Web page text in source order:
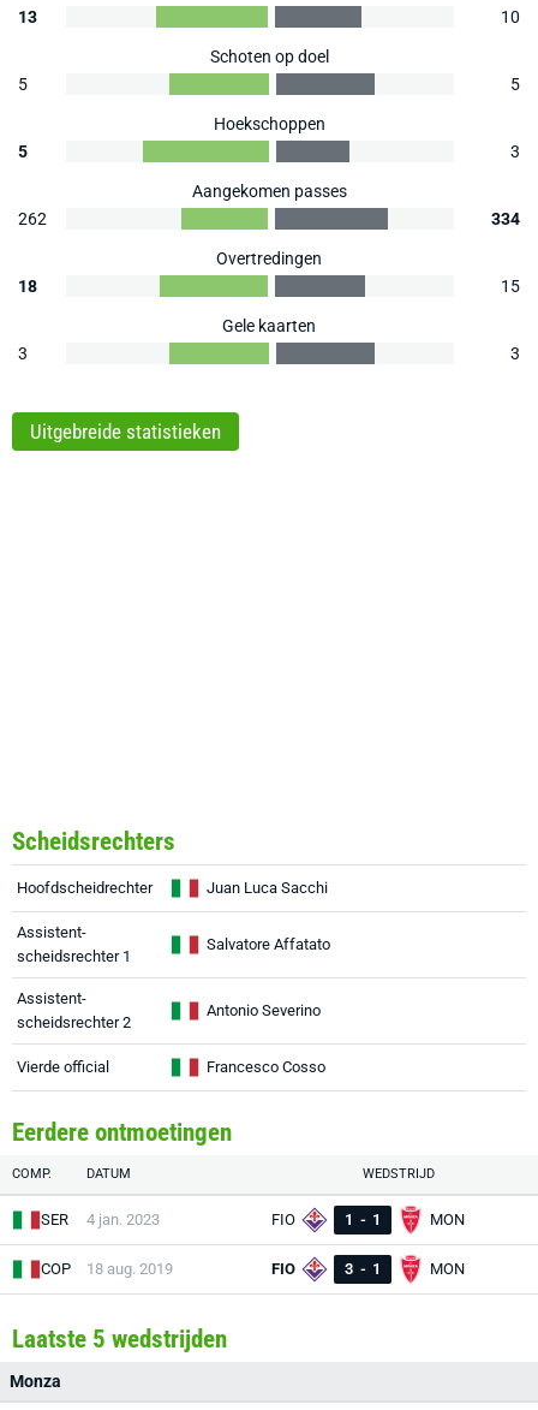
13
10
Schoten op doel
5
5
Hoekschoppen
5
3
Aangekomen passes
262
334
Overtredingen
18
15
Gele kaarten
3
3
Uitgebreide statistieken
Scheidsrechters
Hoofdscheidrechter Juan Luca Sacchi
Assistent-
scheidsrechter 1
Salvatore Affatato
Assistent-
scheidsrechter 2
Antonio Severino
Vierde official Francesco Cosso
Eerdere ontmoetingen
COMP. DATUM WEDSTRIJD
SER 4 jan. 2023 FIO 1 - 1 MON
COP 18 aug. 2019 FIO 3 - 1 MON
Laatste 5 wedstrijden
Monza